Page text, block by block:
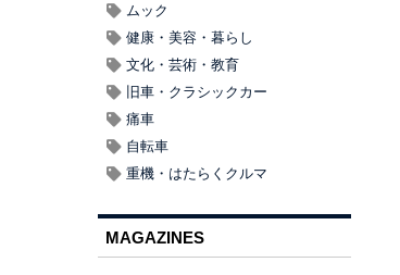
ムック
健康・美容・暮らし
文化・芸術・教育
旧車・クラシックカー
痛車
自転車
重機・はたらくクルマ
MAGAZINES